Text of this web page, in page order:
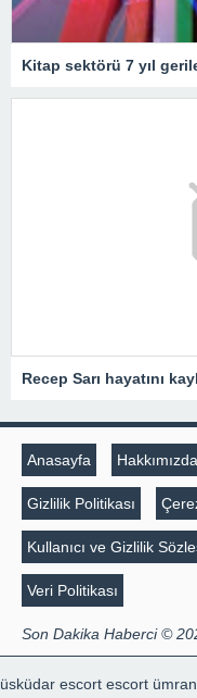
Kitap sektörü 7 yıl
Recep Sarı hayatını
Anasayfa Hakkımızda
Gizlilik Politikası
Kullanıcı ve Gizlilik
Veri Politikası
Son Dakika Haberci ©
üsküdar escort escort